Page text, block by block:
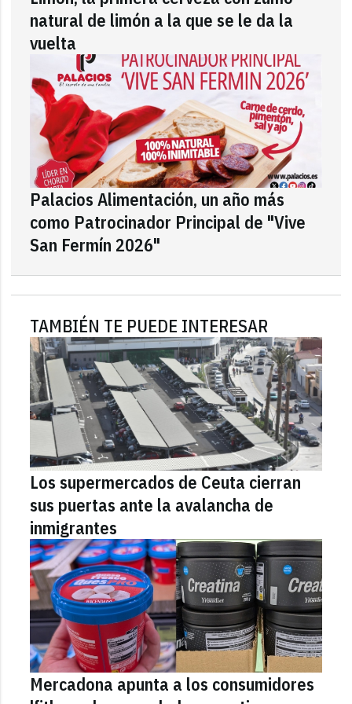
natural de limón a la que se le da la
vuelta
Palacios Alimentación, un año más
como Patrocinador Principal de "Vive
San Fermín 2026"
TAMBIÉN TE PUEDE INTERESAR
Los supermercados de Ceuta cierran
sus puertas ante la avalancha de
inmigrantes
Mercadona apunta a los consumidores